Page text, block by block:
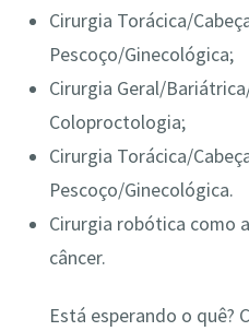
Cirurgia Torácica/
Pescoço/Ginecológica;
Cirurgia Geral/
Coloproctologia;
Cirurgia Torácica/
Pescoço/Ginecológica.
Cirurgia robótica como
câncer.
Está esperando o quê?